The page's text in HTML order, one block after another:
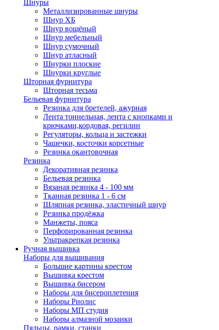
Шнуры
Металлизированные шнуры
Шнур ХБ
Шнур вощёный
Шнур мебельный
Шнур сумочный
Шнур атласный
Шнурки плоские
Шнурки круглые
Шторная фурнитура
Шторная тесьма
Бельевая фурнитура
Резинка для бретелей, ажурная
Лента тоннельная, лента с кнопками и
крючками,кордовая, регилин
Регуляторы, кольца и застежки
Чашечки, косточки корсетные
Резинка окантовочная
Резинка
Декоративная резинка
Бельевая резинка
Вязаная резинка 4 - 100 мм
Тканная резинка 1 - 6 см
Шляпная резинка, эластичный шнур
Резинка продёжка
Манжеты, пояса
Перфорированная резинка
Ультракрепкая резинка
Ручная вышивка
Наборы для вышивания
Большие картины крестом
Вышивка крестом
Вышивка бисером
Наборы для бисероплетения
Наборы Риолис
Наборы МП студия
Наборы алмазной мозаики
Пяльцы, рамки, станки